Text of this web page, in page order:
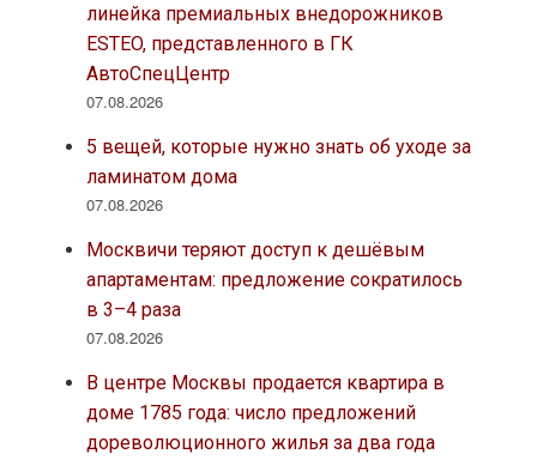
линейка премиальных внедорожников
ESTEO, представленного в ГК
АвтоСпецЦентр
07.08.2026
5 вещей, которые нужно знать об уходе за
ламинатом дома
07.08.2026
Москвичи теряют доступ к дешёвым
апартаментам: предложение сократилось
в 3–4 раза
07.08.2026
В центре Москвы продается квартира в
доме 1785 года: число предложений
дореволюционного жилья за два года